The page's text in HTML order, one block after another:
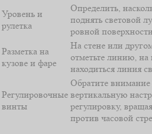
Уровень и
рулетка
Определить,
поднять световой
ровной поверхности.
Разметка на
кузове и фаре
На стене или
отметьте линию, на
находиться линия
Регулировочные
винты
Обратите
вертикальную
регулировку,
против часовой